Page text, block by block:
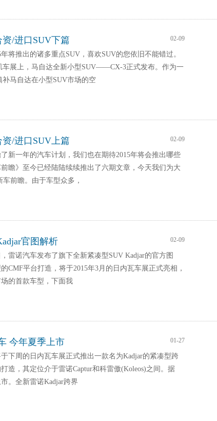
02-09
/进口SUV下篇
将推出的诸多重点SUV，喜欢SUV的您依旧不能错过。
车展上，马自达全新小型SUV——CX-3正式发布。作为一
马自达在小型SUV市场的空
02-09
/进口SUV上篇
新一年的汽车计划，我们也在期待2015年将会推出哪些
瞻》至今已经陆陆续续推出了六期文章，今天我们为大
前瞻。由于车型众多，
02-09
官图解析
雷诺汽车发布了旗下全新紧凑型SUV Kadjar的官方图
CMF平台打造，将于2015年3月的日内瓦车展正式亮相，
的首款车型，下面我
01-27
今年夏季上市
下周的日内瓦车展正式推出一款名为Kadjar的紧凑型跨
造，其定位介于雷诺Captur和科雷傲(Koleos)之间。据
。全新雷诺Kadjar跨界